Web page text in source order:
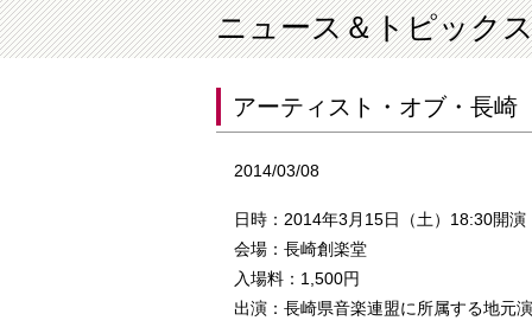
ニュース＆トピック
アーティスト・オブ・長
2014/03/08
日時：2014年3月15日（土）18:30開演
会場：長崎創楽堂
入場料：1,500円
出演：長崎県音楽連盟に所属する地元